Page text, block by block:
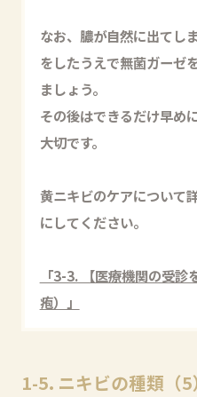
なお、膿が自然に出てし
をしたうえで無菌ガーゼ
ましょう。
その後はできるだけ早め
大切です。
黄ニキビのケアについて
にしてください。
「3-3. 【医療機関の受
疱）」
1-5. ニキビの種類（5